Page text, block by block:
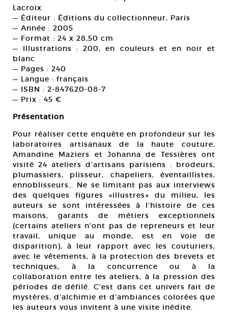
Lacroix
— Éditeur : Éditions du collectionneur, Paris
— Année : 2005
— Format : 24 x 28,50 cm
— Illustrations : 200, en couleurs et en noir et
blanc
— Pages : 240
— Langue : français
— ISBN : 2-847620-08-7
— Prix : 45 €
Présentation
Pour réaliser cette enquète en profondeur sur les
laboratoires artisanaux de la haute couture,
Amandine Maziers et Johanna de Tessières ont
visité 24 ateliers d’artisans parisiens : brodeurs,
plumassiers, plisseur, chapeliers, éventaillistes,
ennoblisseurs… Ne se limitant pas aux interviews
des quelques figures «illustres» du milieu, les
auteurs se sont intéressées à l’histoire de ces
maisons, garants de métiers exceptionnels
(certains ateliers n’ont pas de repreneurs et leur
travail, unique au monde, est en voie de
disparition), à leur rapport avec les couturiers,
avec le vêtements, à la protection des brevets et
techniques, à la concurrence ou à la
collaboration entre les ateliers, à la pression des
périodes de défilé. C’est dans cet univers fait de
mystères, d’alchimie et d’ambiances colorées que
les auteurs vous invitent à une visite inédite.